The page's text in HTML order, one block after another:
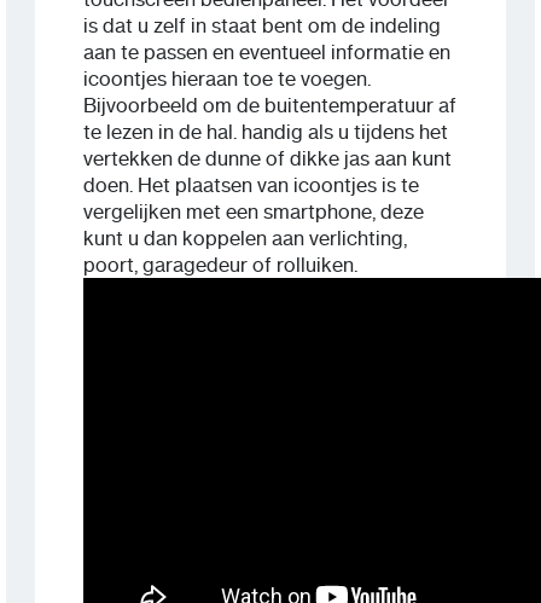
is dat u zelf in staat bent om de indeling
aan te passen en eventueel informatie en
icoontjes hieraan toe te voegen.
Bijvoorbeeld om de buitentemperatuur af
te lezen in de hal. handig als u tijdens het
vertekken de dunne of dikke jas aan kunt
doen. Het plaatsen van icoontjes is te
vergelijken met een smartphone, deze
kunt u dan koppelen aan verlichting,
poort, garagedeur of rolluiken.